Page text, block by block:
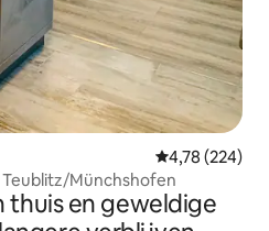
Gemiddelde
4,78 (224)
Münchshofen
thuis en geweldige